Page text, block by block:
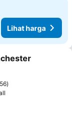
Lihat harga